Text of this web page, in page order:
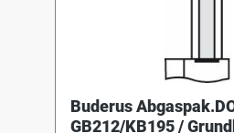
Buderus
GB212/KB195 /